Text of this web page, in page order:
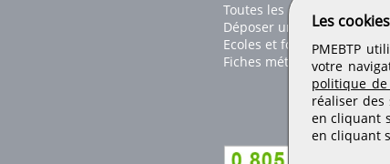
Toutes les offres
Déposer un CV
Ecoles et formations
Fiches métiers
Les
PMEBTP
votre
politique
réaliser des
en cliquant
en cliquant